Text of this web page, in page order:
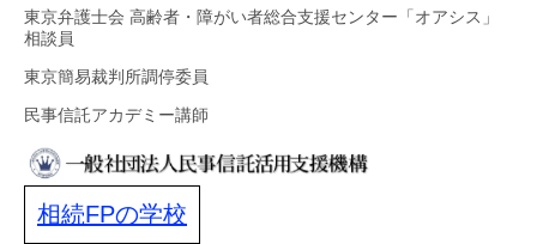
東京弁護士会 高齢者・障がい者総合支援センター「オアシス」
相談員
東京簡易裁判所調停委員
民事信託アカデミー講師
相続FPの学校